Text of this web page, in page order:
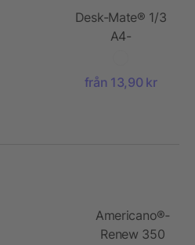
Desk-Mate® 1/3
A4-
med återvunnet
papper
från 13,90 kr
Americano®­­
Renew 350